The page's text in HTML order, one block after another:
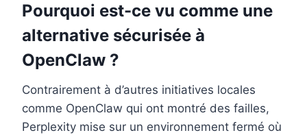
Pourquoi est-ce vu comme une
alternative sécurisée à
OpenClaw ?
Contrairement à d’autres initiatives locales
comme OpenClaw qui ont montré des failles,
Perplexity mise sur un environnement fermé où